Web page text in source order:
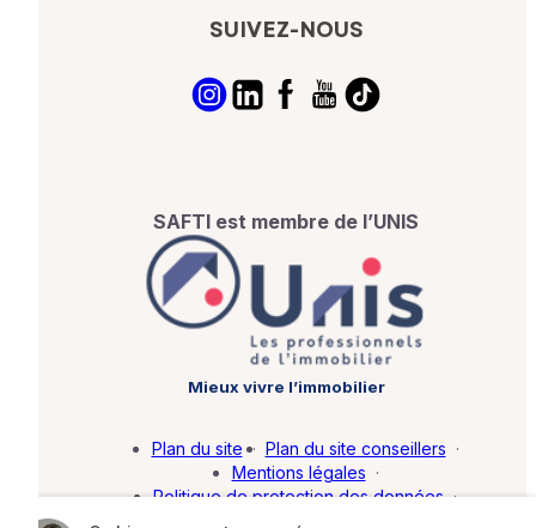
SUIVEZ-NOUS
SAFTI est membre de l’UNIS
Mieux vivre l’immobilier
Plan du site · Plan du site conseillers ·
Mentions légales ·
Politique de protection des données ·